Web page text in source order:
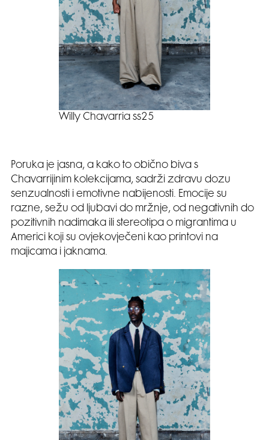
Willy Chavarria ss25
Poruka je jasna, a kako to obično biva s
Chavarrijinim kolekcijama, sadrži zdravu dozu
senzualnosti i emotivne nabijenosti. Emocije su
razne, sežu od ljubavi do mržnje, od negativnih do
pozitivnih nadimaka ili stereotipa o migrantima u
Americi koji su ovjekovječeni kao printovi na
majicama i jaknama.